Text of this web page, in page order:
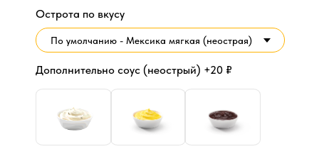
Острота по вкусу
Дополнительно соус (неострый) +20 ₽